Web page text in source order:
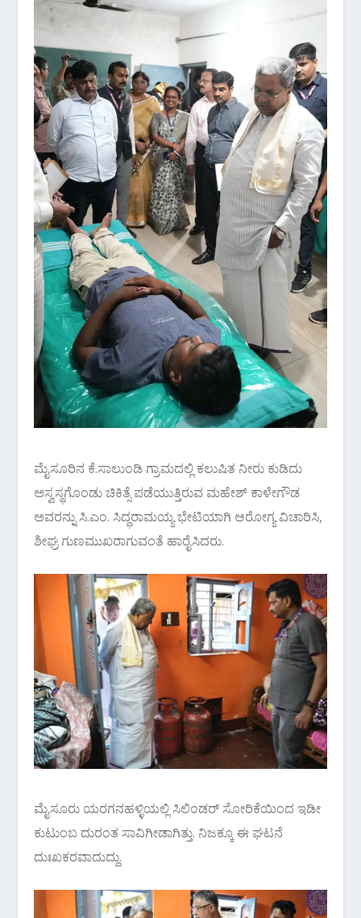
ಮೈಸೂರಿನ ಕೆ.ಸಾಲುಂಡಿ ಗ್ರಾಮದಲ್ಲಿ ಕಲುಷಿತ ನೀರು ಕುಡಿದು
ಅಸ್ವಸ್ಥಗೊಂಡು ಚಿಕಿತ್ಸೆ ಪಡೆಯುತ್ತಿರುವ ಮಹೇಶ್ ಕಾಳೇಗೌಡ
ಅವರನ್ನು ಸಿ.ಎಂ. ಸಿದ್ಧರಾಮಯ್ಯ ಭೇಟಿಯಾಗಿ ಆರೋಗ್ಯ ವಿಚಾರಿಸಿ,
ಶೀಘ್ರ ಗುಣಮುಖರಾಗುವಂತೆ ಹಾರೈಸಿದರು.
ಮೈಸೂರು ಯರಗನಹಳ್ಳಿಯಲ್ಲಿ ಸಿಲಿಂಡರ್ ಸೋರಿಕೆಯಿಂದ ಇಡೀ
ಕುಟುಂಬ ದುರಂತ ಸಾವಿಗೀಡಾಗಿತ್ತು. ನಿಜಕ್ಕೂ ಈ ಘಟನೆ
ದುಃಖಕರವಾದುದ್ದು.